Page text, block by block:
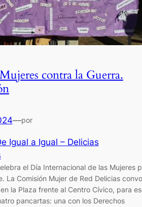
contra la Guerra.
—por
Igual a Igual – Delicias
el Día Internacional de las Mujeres
La Comisión Mujer de Red Delicias
la Plaza frente al Centro Cívico, para
pancartas: una con los Derechos